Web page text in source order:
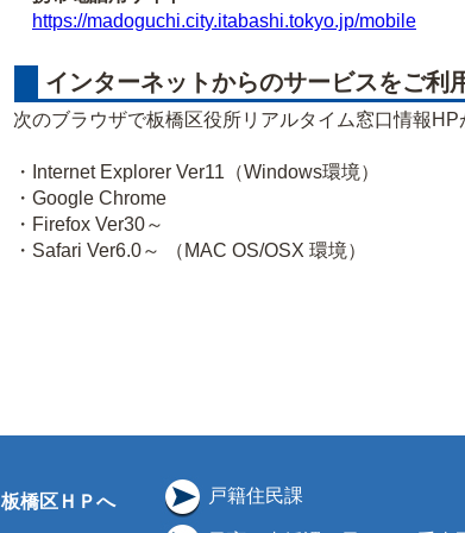
https://madoguchi.city.itabashi.tokyo.jp/mobile
インターネットからのサービスをご利
次のブラウザで板橋区役所リアルタイム窓口情報HP
・Internet Explorer Ver11（Windows環境）
・Google Chrome
・Firefox Ver30～
・Safari Ver6.0～ （MAC OS/OSX 環境）
板橋区ＨＰへ 戸籍住民課